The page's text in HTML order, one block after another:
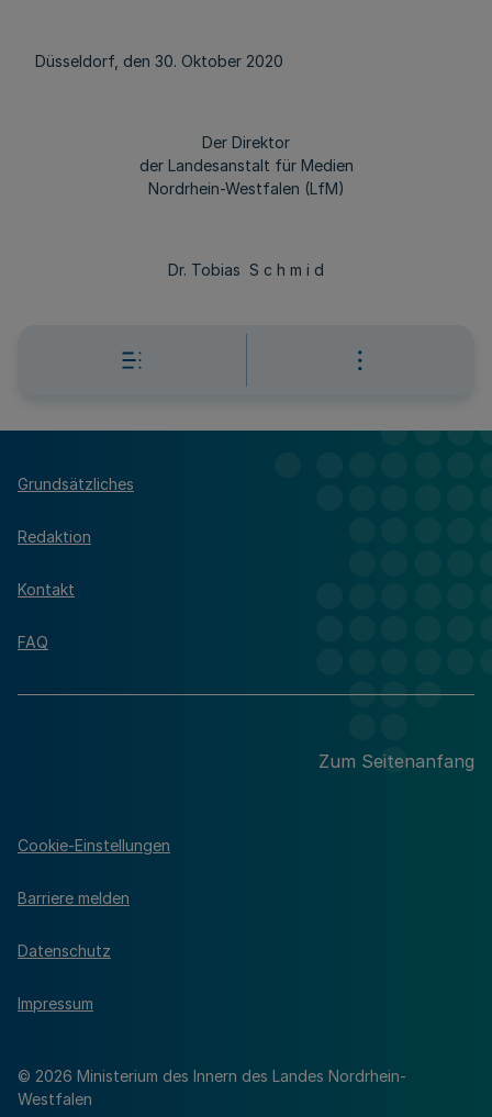
Düsseldorf, den 30. Oktober 2020
Der Direktor
der Landesanstalt für Medien
Nordrhein-Westfalen (LfM)
Dr. Tobias S c h m i d
Grundsätzliches
Redaktion
Kontakt
FAQ
Zum Seitenanfang
© 2026 Ministerium des Innern des Landes Nordrhein-
Westfalen
Cookie-Einstellungen
Barriere melden
Datenschutz
Impressum